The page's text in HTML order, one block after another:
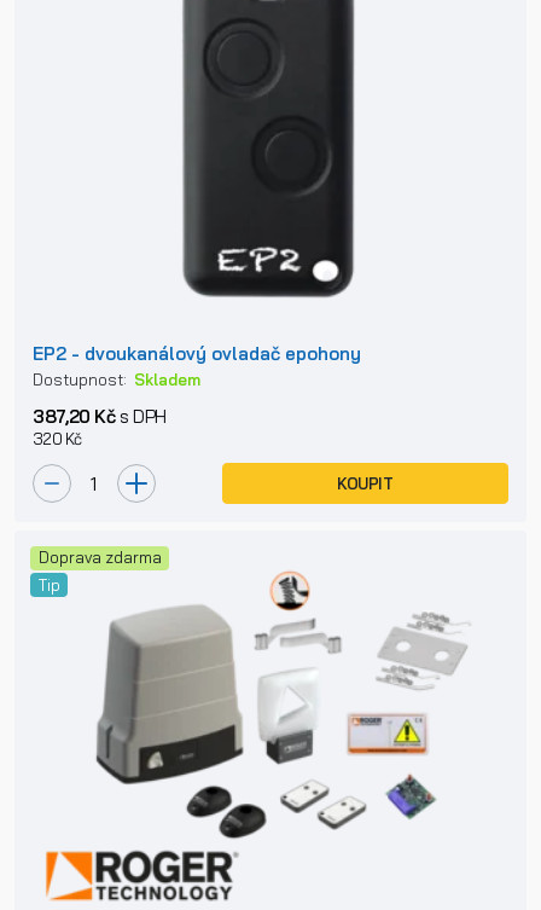
EP2 - dvoukanálový ovladač epohony
Dostupnost: Skladem
387,20 Kčs DPH
320 Kč
KOUPIT
Doprava zdarma
Tip